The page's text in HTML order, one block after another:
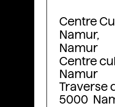
Centre
Namur,
Namur
Centre
Namur
Traverse
5000